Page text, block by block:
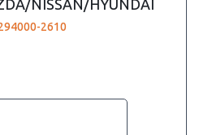
NISSAN/HYUNDAI
2610